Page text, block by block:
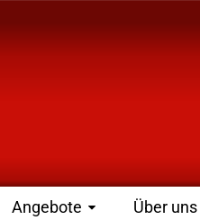
Angebote Über uns